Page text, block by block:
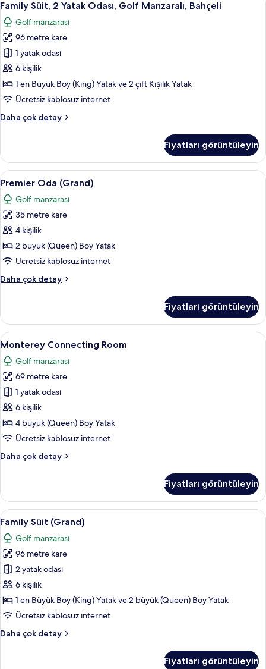
daha
detay
Süit,
2
Yatak
Odası,
Golf
Manzaralı,
Bahçeli
tüm
5
Family Süit, 2 Yatak Odası, Golf Manzaralı, Bahçeli
Golf manzarası
96 metre kare
1 yatak odası
6 kişilik
1 en Büyük Boy (King) Yatak ve 2 çift Kişilik Yatak
Ücretsiz kablosuz internet
Daha çok detay
Family
Odası,
Golf
Manzaralı,
hakkında
daha
detay
Fiyatları görüntüleyin
Premier
Oda
(Grand)
için
tüm
fotoğrafları
görün
Premier Oda (Grand) | Kaliteli yatak
7
Premier Oda (Grand)
Golf manzarası
35 metre kare
4 kişilik
2 büyük (Queen) Boy Yatak
Ücretsiz kablosuz internet
Daha çok detay
Premier
daha
fazla
detay
Fiyatları görüntüleyin
Monterey
Connecting
Room
için
tüm
fotoğrafları
görün
Monterey Connecting Room |
5
Monterey Connecting Room
Golf manzarası
69 metre kare
1 yatak odası
6 kişilik
4 büyük (Queen) Boy Yatak
Ücretsiz kablosuz internet
Daha çok detay
Monterey
daha
fazla
detay
Fiyatları görüntüleyin
Family
Süit
(Grand)
için
tüm
fotoğrafları
görün
Family Süit (Grand) | Oturma odası |
6
Family Süit (Grand)
Golf manzarası
96 metre kare
2 yatak odası
6 kişilik
1 en Büyük Boy (King) Yatak ve 2 büyük (Queen) Boy Yatak
Ücretsiz kablosuz internet
Daha çok detay
Family
Fiyatları görüntüleyin